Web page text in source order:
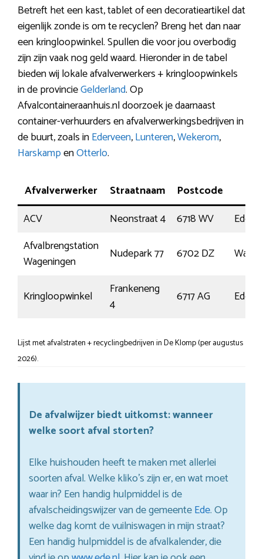
Betreft het een kast, tablet of een decoratieartikel dat
eigenlijk zonde is om te recyclen? Breng het dan naar
een kringloopwinkel. Spullen die voor jou overbodig
zijn zijn vaak nog geld waard. Hieronder in de tabel
bieden wij lokale afvalverwerkers + kringloopwinkels
in de provincieGelderland. Op
Afvalcontaineraanhuis.nl doorzoek je daarnaast
container-verhuurders en afvalverwerkingsbedrijven in
de buurt, zoals inEderveen,Lunteren,Wekerom,
HarskampenOtterlo.
Afvalverwerker Straatnaam Postcode
ACV
Neonstraat 4 6718 WV
Ede
Afvalbrengstation
Wageningen
Nudepark 77 6702 DZ
Kringloopwinkel
Frankeneng
4
6717 AG Ede
Lijst met afvalstraten + recyclingbedrijven in De Klomp (per augustus
2026).
De afvalwijzer biedt uitkomst: wanneer
welke soort afval storten?
Elke huishouden heeft te maken met allerlei
soorten afval. Welke kliko’s zijn er, en wat moet
waar in? Een handig hulpmiddel is de
afvalscheidingswijzer van de gemeenteEde. Op
welke dag komt de vuilniswagen in mijn straat?
Een handig hulpmiddel is de afvalkalender, die